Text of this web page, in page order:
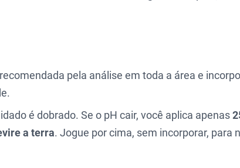
pela análise em toda a área e
é dobrado. Se o pH cair, você aplica apenas
a terra. Jogue por cima, sem incorporar, para